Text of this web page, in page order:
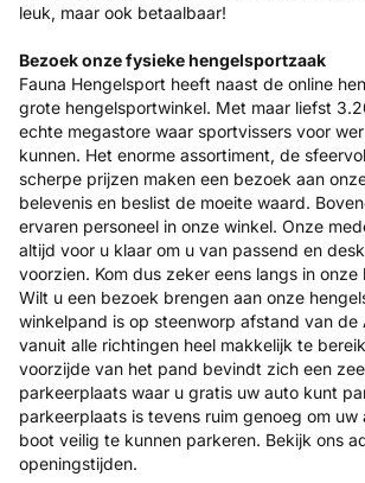
leuk, maar ook betaalbaar!
Bezoek onze fysieke hengelsportzaak
Fauna Hengelsport heeft naast de online
grote hengelsportwinkel. Met maar liefst
echte megastore waar sportvissers voor
kunnen. Het enorme assortiment, de
scherpe prijzen maken een bezoek aan
belevenis en beslist de moeite waard.
ervaren personeel in onze winkel. Onze
altijd voor u klaar om u van passend en
voorzien. Kom dus zeker eens langs in
Wilt u een bezoek brengen aan onze
winkelpand is op steenworp afstand van de
vanuit alle richtingen heel makkelijk te
voorzijde van het pand bevindt zich een
parkeerplaats waar u gratis uw auto kunt
parkeerplaats is tevens ruim genoeg om uw
boot veilig te kunnen parkeren. Bekijk ons
openingstijden.